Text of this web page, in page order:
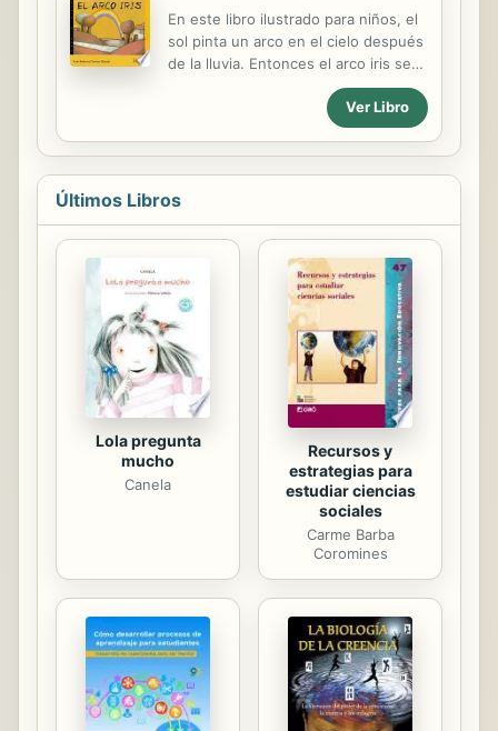
En este libro ilustrado para niños, el
sol pinta un arco en el cielo después
de la lluvia. Entonces el arco iris se
esconde en los caballitos de un
carrusel para que los niños jueguen
Ver Libro
Últimos Libros
Lola pregunta
mucho
Canela
Recursos y
estrategias para
estudiar ciencias
sociales
Carme Barba
Coromines